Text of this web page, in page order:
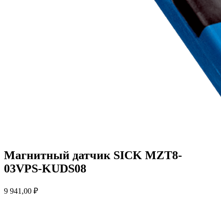
Магнитный датчик SICK MZT8-
03VPS-KUDS08
9 941,00 ₽